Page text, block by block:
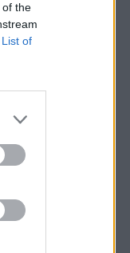
of the
List of